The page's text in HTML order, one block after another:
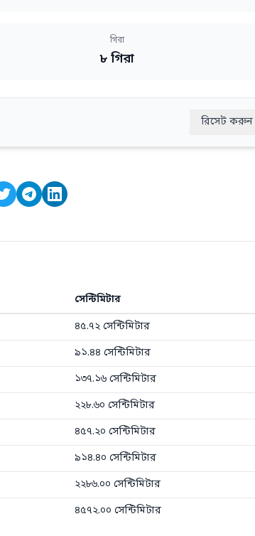
গিরা
৮ গিরা
রিসেট করুন
সেন্টিমিটার
৪৫.৭২ সেন্টিমিটার
৯১.৪৪ সেন্টিমিটার
১৩৭.১৬ সেন্টিমিটার
২২৮.৬০ সেন্টিমিটার
৪৫৭.২০ সেন্টিমিটার
৯১৪.৪০ সেন্টিমিটার
২২৮৬.০০ সেন্টিমিটার
৪৫৭২.০০ সেন্টিমিটার